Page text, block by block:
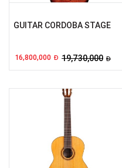
GUITAR CORDOBA STAGE
16,800,000 Đ 19,730,000 Đ